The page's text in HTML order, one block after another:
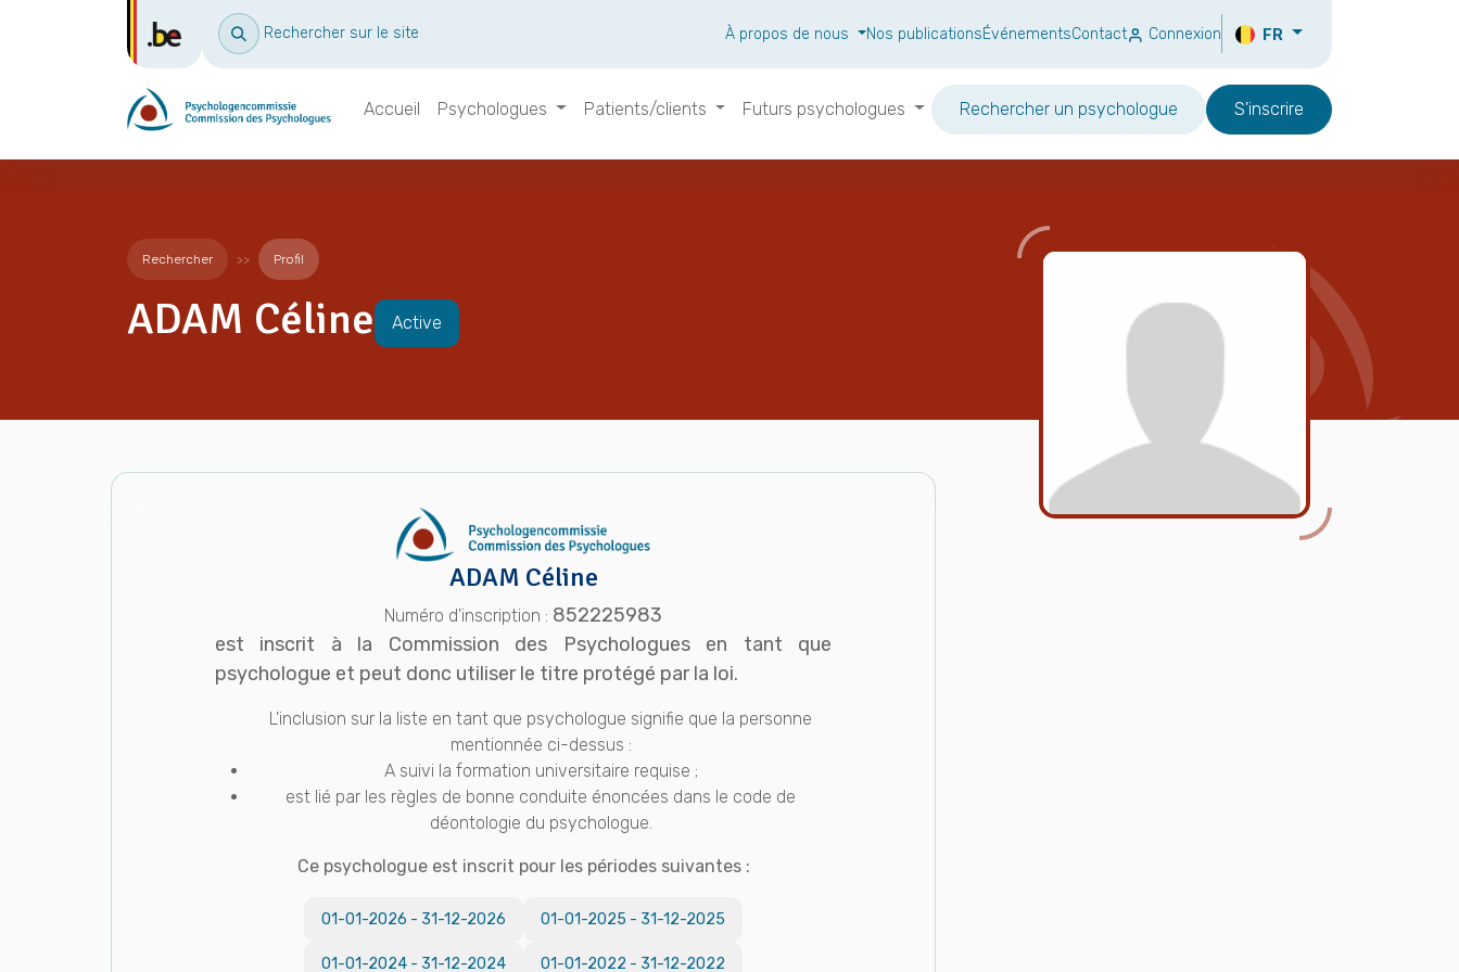
Rechercher sur le site À propos de nous Nos publicationsÉvénementsContact Connexion FR
Accueil Psychologues Patients/clients Futurs psychologues Rechercher un psychologue S'inscrire
Rechercher Profil
ADAM Céline Active
ADAM Céline
Numéro d'inscription : 852225983
est inscrit à la Commission des Psychologues en tant que
psychologue et peut donc utiliser le titre protégé par la loi.
L'inclusion sur la liste en tant que psychologue signifie que la personne
mentionnée ci-dessus :
A suivi la formation universitaire requise ;
est lié par les règles de bonne conduite énoncées dans le code de
déontologie du psychologue.
Ce psychologue est inscrit pour les périodes suivantes :
01-01-2026 - 31-12-2026 01-01-2025 - 31-12-2025
01-01-2024 - 31-12-2024 01-01-2022 - 31-12-2022